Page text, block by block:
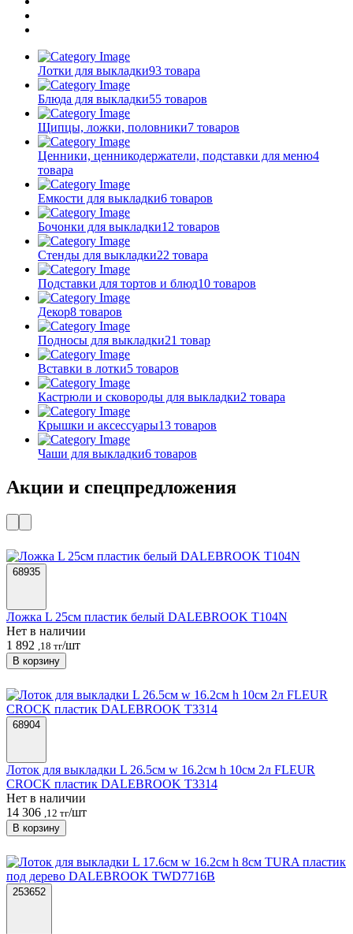
Лотки для выкладки93 товара
Блюда для выкладки55 товаров
Щипцы, ложки, половники7 товаров
Ценники, ценникодержатели, подставки для меню4
товара
Емкости для выкладки6 товаров
Бочонки для выкладки12 товаров
Стенды для выкладки22 товара
Подставки для тортов и блюд10 товаров
Декор8 товаров
Подносы для выкладки21 товар
Вставки в лотки5 товаров
Кастрюли и сковороды для выкладки2 товара
Крышки и аксессуары13 товаров
Чаши для выкладки6 товаров
Акции и спецпредложения
68935
Ложка L 25см пластик белый DALEBROOK T104N
Нет в наличии
1 892 ,18 тг/шт
В корзину
68904
Лоток для выкладки L 26.5см w 16.2см h 10см 2л FLEUR
CROCK пластик DALEBROOK T3314
Нет в наличии
14 306 ,12 тг/шт
В корзину
253652